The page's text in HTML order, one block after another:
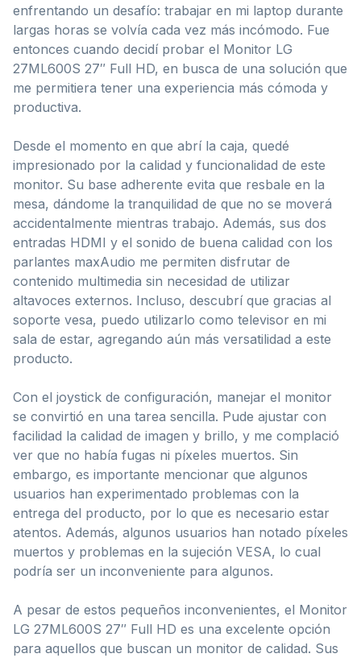
enfrentando un desafío: trabajar en mi laptop durante
largas horas se volvía cada vez más incómodo. Fue
entonces cuando decidí probar el Monitor LG
27ML600S 27″ Full HD, en busca de una solución que
me permitiera tener una experiencia más cómoda y
productiva.
Desde el momento en que abrí la caja, quedé
impresionado por la calidad y funcionalidad de este
monitor. Su base adherente evita que resbale en la
mesa, dándome la tranquilidad de que no se moverá
accidentalmente mientras trabajo. Además, sus dos
entradas HDMI y el sonido de buena calidad con los
parlantes maxAudio me permiten disfrutar de
contenido multimedia sin necesidad de utilizar
altavoces externos. Incluso, descubrí que gracias al
soporte vesa, puedo utilizarlo como televisor en mi
sala de estar, agregando aún más versatilidad a este
producto.
Con el joystick de configuración, manejar el monitor
se convirtió en una tarea sencilla. Pude ajustar con
facilidad la calidad de imagen y brillo, y me complació
ver que no había fugas ni píxeles muertos. Sin
embargo, es importante mencionar que algunos
usuarios han experimentado problemas con la
entrega del producto, por lo que es necesario estar
atentos. Además, algunos usuarios han notado píxeles
muertos y problemas en la sujeción VESA, lo cual
podría ser un inconveniente para algunos.
A pesar de estos pequeños inconvenientes, el Monitor
LG 27ML600S 27″ Full HD es una excelente opción
para aquellos que buscan un monitor de calidad. Sus